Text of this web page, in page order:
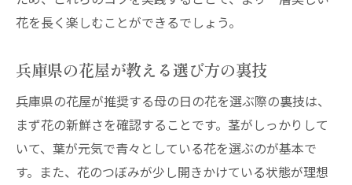
花を長く楽しむことができるでしょう。
兵庫県の花屋が教える選び方の裏技
兵庫県の花屋が推奨する母の日の花を選ぶ際の裏技は、
まず花の新鮮さを確認することです。茎がしっかりして
いて、葉が元気で青々としている花を選ぶのが基本で
す。また、花のつぼみが少し開きかけている状態が理想